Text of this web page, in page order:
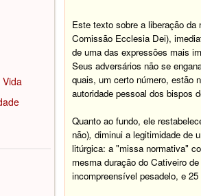
Vida
Este texto sobre a liberação
Comissão Ecclesia Dei),
de uma das expressões mais
Seus adversários não se
quais, um certo número, estão
autoridade pessoal dos bispos
Quanto ao fundo, ele
não), diminui a legitimidade de
litúrgica: a "missa normativa"
mesma duração do Cativeiro
incompreensível pesadelo, e